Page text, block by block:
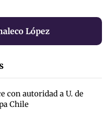
López
con autoridad a U. de
Chile